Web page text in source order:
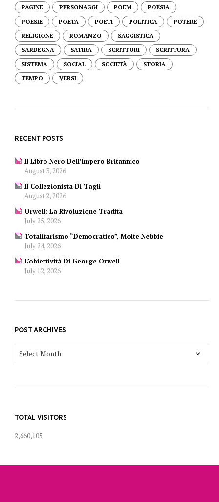
PAGINE
PERSONAGGI POEM
POESIA
POESIE
POETA POETI POLITICA
POTERE
RELIGIONE
ROMANZO
SAGGISTICA
SARDEGNA
SATIRA SCRITTORI
SCRITTURA
SISTEMA
SOCIAL SOCIETÀ
STORIA
TEMPO
VERSI
RECENT POSTS
Il Libro Nero Dell’Impero Britannico
August 3, 2026
Il Collezionista Di Tagli
August 2, 2026
Orwell: La Rivoluzione Tradita
July 25, 2026
Totalitarismo “democratico”, Molte Nebbie
July 24, 2026
L’obiettività Di George Orwell
July 12, 2026
POST ARCHIVES
POST
TOTAL VISITORS
2,660,105